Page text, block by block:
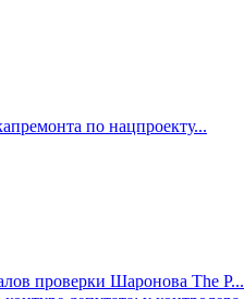
по нацпроекту...
проверки Шаронова The P...